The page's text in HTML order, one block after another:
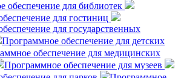
обеспечение для библиотек
для гостиниц
для государственных
Программное обеспечение для детских
обеспечение для медицинских
Программное обеспечение для музеев